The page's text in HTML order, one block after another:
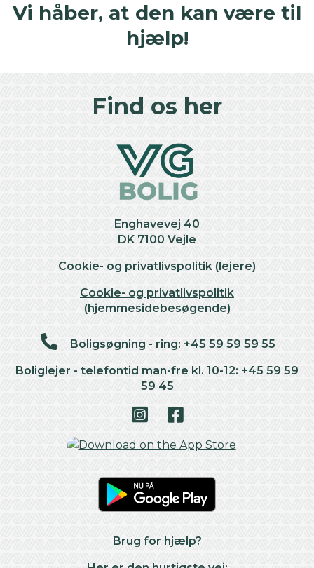
Vi håber, at den kan være til
hjælp!
Find os her
Enghavevej 40
DK 7100 Vejle
Cookie- og privatlivspolitik (lejere)
Cookie- og privatlivspolitik
(hjemmesidebesøgende)
Boligsøgning - ring: +45 59 59 59 55
Boliglejer - telefontid man-fre kl. 10-12: +45 59 59
59 45
Brug for hjælp?